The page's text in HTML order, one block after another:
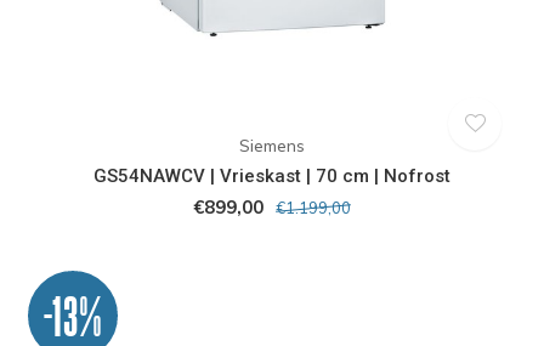
Siemens
GS54NAWCV | Vrieskast | 70 cm | Nofrost
€899,00 €1.199,00
-13%